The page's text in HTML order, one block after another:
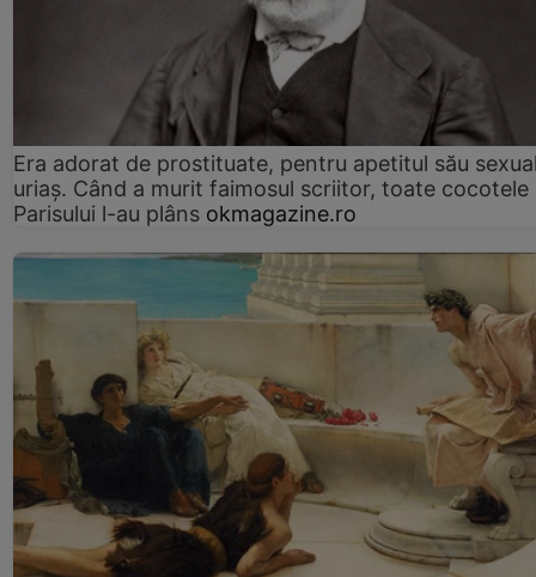
Era adorat de prostituate, pentru apetitul său
uriaș. Când a murit faimosul scriitor, toate cocotele
Parisului l-au plâns okmagazine.ro